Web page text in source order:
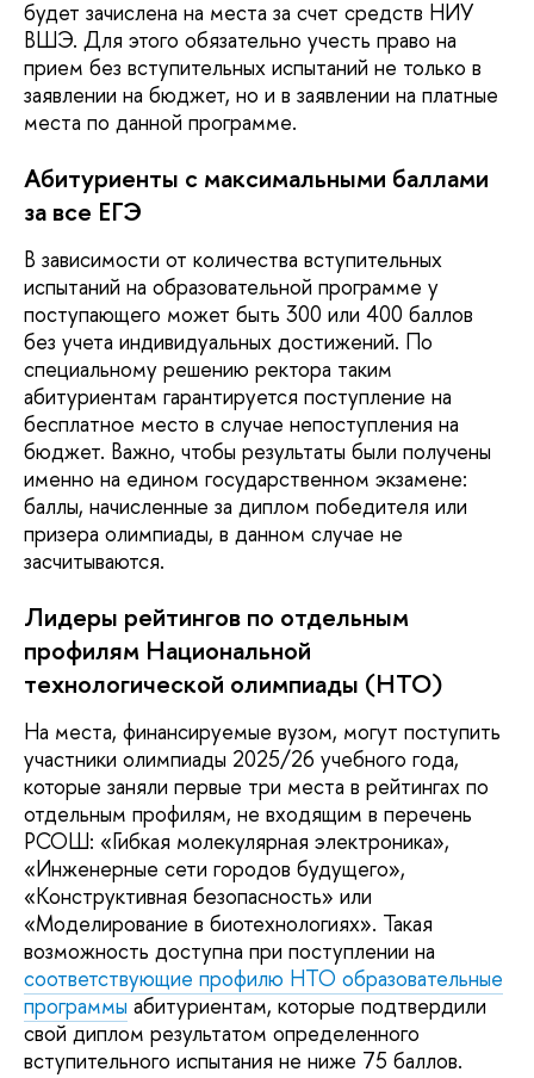
будет зачислена на места за счет средств НИУ
ВШЭ. Для этого обязательно учесть право на
прием без вступительных испытаний не только в
заявлении на бюджет, но и в заявлении на платные
места по данной программе.
Абитуриенты с максимальными баллами
за все ЕГЭ
В зависимости от количества вступительных
испытаний на образовательной программе у
поступающего может быть 300 или 400 баллов
без учета индивидуальных достижений. По
специальному решению ректора таким
абитуриентам гарантируется поступление на
бесплатное место в случае непоступления на
бюджет. Важно, чтобы результаты были получены
именно на едином государственном экзамене:
баллы, начисленные за диплом победителя или
призера олимпиады, в данном случае не
засчитываются.
Лидеры рейтингов по отдельным
профилям Национальной
технологической олимпиады (НТО)
На места, финансируемые вузом, могут поступить
участники олимпиады 2025/26 учебного года,
которые заняли первые три места в рейтингах по
отдельным профилям, не входящим в перечень
РСОШ: «Гибкая молекулярная электроника»,
«Инженерные сети городов будущего»,
«Конструктивная безопасность» или
«Моделирование в биотехнологиях». Такая
возможность доступна при поступлении на
соответствующие профилю НТО образовательные
программы абитуриентам, которые подтвердили
свой диплом результатом определенного
вступительного испытания не ниже 75 баллов.